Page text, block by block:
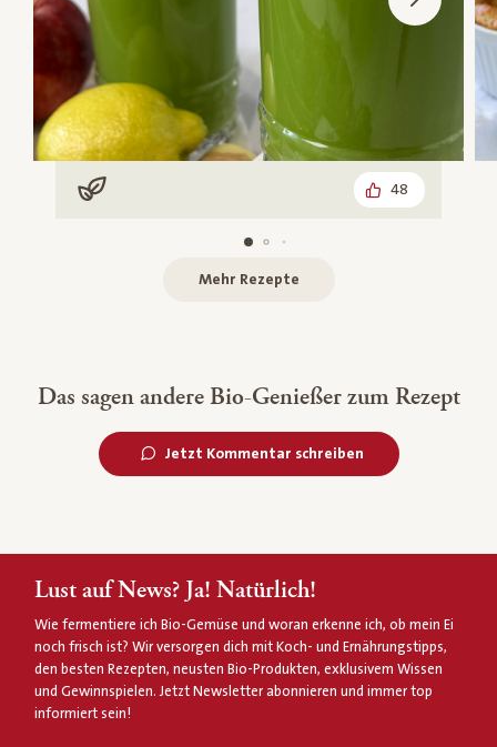
Vegan 48
Mehr Rezepte
Das sagen andere Bio-Genießer zum Rezept
Jetzt Kommentar schreiben
Lust auf News? Ja! Natürlich!
Wie fermentiere ich Bio-Gemüse und woran erkenne ich, ob mein Ei
noch frisch ist? Wir versorgen dich mit Koch- und Ernährungstipps,
den besten Rezepten, neusten Bio-Produkten, exklusivem Wissen
und Gewinnspielen. Jetzt Newsletter abonnieren und immer top
informiert sein!